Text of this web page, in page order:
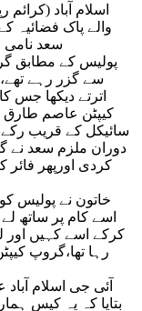
اسلام آباد
والے پاک فضائیہ
سعد نامی
پولیس کے مطابق
سے گزر رہے
اترتے دیکھا جس
کیپٹن عاصم طارق
سائیکل کے قریب
دوران ملزم سعد
کردی اورپھر
خاتون نے پولیس
اسے کام پر ساتھ
کرکے اسے کہیں اور
رہا تھا،گروپ
آئی جی اسلام